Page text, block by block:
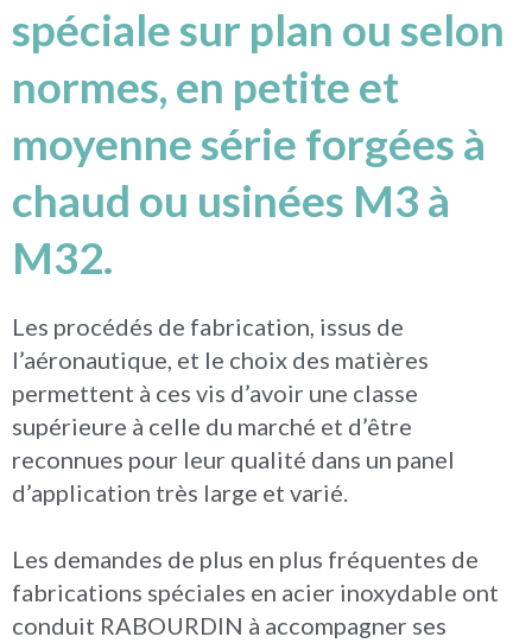
spéciale sur plan ou selon
normes, en petite et
moyenne série forgées à
chaud ou usinées M3 à
M32.
Les procédés de fabrication, issus de
l’aéronautique, et le choix des matières
permettent à ces vis d’avoir une classe
supérieure à celle du marché et d’être
reconnues pour leur qualité dans un panel
d’application très large et varié.
Les demandes de plus en plus fréquentes de
fabrications spéciales en acier inoxydable ont
conduit RABOURDIN à accompagner ses